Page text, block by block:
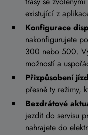
existující z
Konfigurace
nakonfigurujete
300 nebo 500.
možností a
Přizpůsobení
přesně ty režimy,
Bezdrátové
jezdit do servisu
nahrajete do